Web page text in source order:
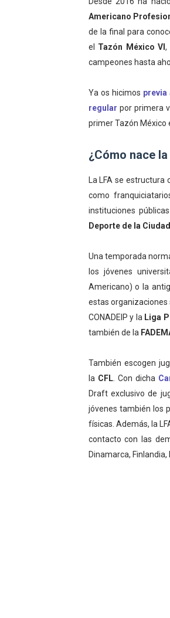
Tour
Americano
de la final para
el Tazón México VI,
campeones hasta
Ya os hicimos previa
regular por primera
primer Tazón México
¿Cómo nace la
La LFA se
como
instituciones
Deporte de la
Una temporada
los jóvenes
Americano) o la
estas
CONADEIP y la Liga
también de la
También escogen
la CFL. Con dicha
Draft exclusivo de
jóvenes también los
físicas. Además, la
contacto con las
Dinamarca, Finlandia,